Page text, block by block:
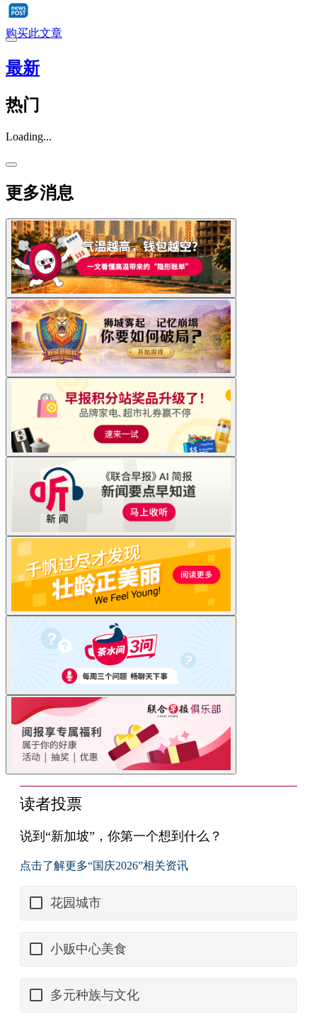
购买此文章
最新
热门
Loading...
更多消息